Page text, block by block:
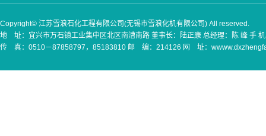
Copyright© 江苏雪浪石化工程有限公司(无锡市雪浪化机有限公司) All reserved.
地 址：宜兴市万石镇工业集中区北区南漕南路 董事长：陆正康 总经理：陈 峰 手
传 真：0510－87858797，85183810 邮 编：214126 网 址：